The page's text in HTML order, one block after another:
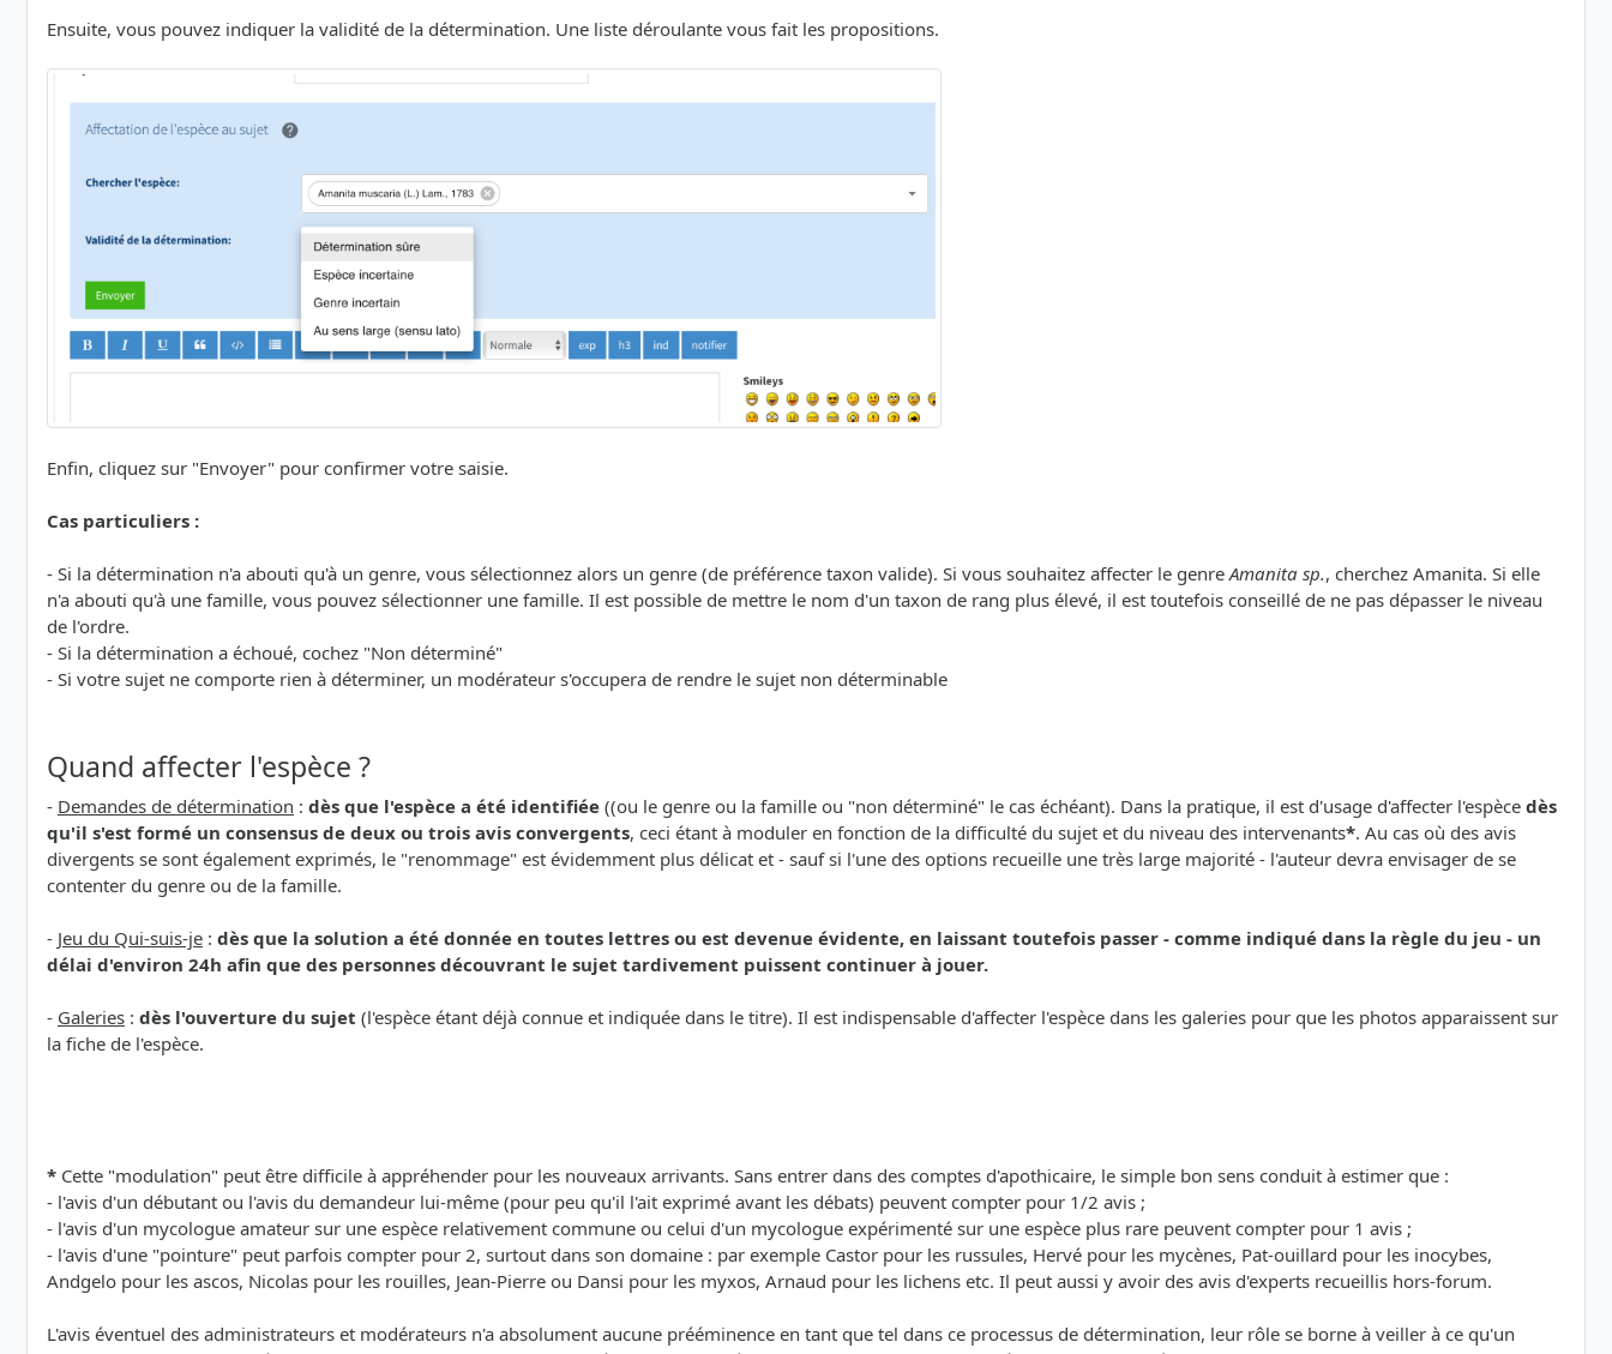
Ensuite, vous pouvez indiquer la validité de la détermination. Une liste déroulante vous fait les propositions.
Enfin, cliquez sur "Envoyer" pour confirmer votre saisie.
Cas particuliers :
- Si la détermination n'a abouti qu'à un genre, vous sélectionnez alors un genre (de préférence taxon valide). Si vous souhaitez affecter le genreAmanita sp., cherchez Amanita. Si elle
n'a abouti qu'à une famille, vous pouvez sélectionner une famille. Il est possible de mettre le nom d'un taxon de rang plus élevé, il est toutefois conseillé de ne pas dépasser le niveau
de l'ordre.
- Si la détermination a échoué, cochez "Non déterminé"
- Si votre sujet ne comporte rien à déterminer, un modérateur s'occupera de rendre le sujet non déterminable
Quand affecter l'espèce ?
- Demandes de détermination : dès que l'espèce a été identifiée ((ou le genre ou la famille ou "non déterminé" le cas échéant). Dans la pratique, il est d'usage d'affecter l'espèce dès
qu'il s'est formé un consensus de deux ou trois avis convergents, ceci étant à moduler en fonction de la difficulté du sujet et du niveau des intervenants*. Au cas où des avis
divergents se sont également exprimés, le "renommage" est évidemment plus délicat et - sauf si l'une des options recueille une très large majorité - l'auteur devra envisager de se
contenter du genre ou de la famille.
- Jeu du Qui-suis-je : dès que la solution a été donnée en toutes lettres ou est devenue évidente, en laissant toutefois passer - comme indiqué dans la règle du jeu - un
délai d'environ 24h afin que des personnes découvrant le sujet tardivement puissent continuer à jouer.
- Galeries : dès l'ouverture du sujet (l'espèce étant déjà connue et indiquée dans le titre). Il est indispensable d'affecter l'espèce dans les galeries pour que les photos apparaissent sur
la fiche de l'espèce.
* Cette "modulation" peut être difficile à appréhender pour les nouveaux arrivants. Sans entrer dans des comptes d'apothicaire, le simple bon sens conduit à estimer que :
- l'avis d'un débutant ou l'avis du demandeur lui-même (pour peu qu'il l'ait exprimé avant les débats) peuvent compter pour 1/2 avis ;
- l'avis d'un mycologue amateur sur une espèce relativement commune ou celui d'un mycologue expérimenté sur une espèce plus rare peuvent compter pour 1 avis ;
- l'avis d'une "pointure" peut parfois compter pour 2, surtout dans son domaine : par exemple Castor pour les russules, Hervé pour les mycènes, Pat-ouillard pour les inocybes,
Andgelo pour les ascos, Nicolas pour les rouilles, Jean-Pierre ou Dansi pour les myxos, Arnaud pour les lichens etc. Il peut aussi y avoir des avis d'experts recueillis hors-forum.
L'avis éventuel des administrateurs et modérateurs n'a absolument aucune prééminence en tant que tel dans ce processus de détermination, leur rôle se borne à veiller à ce qu'un